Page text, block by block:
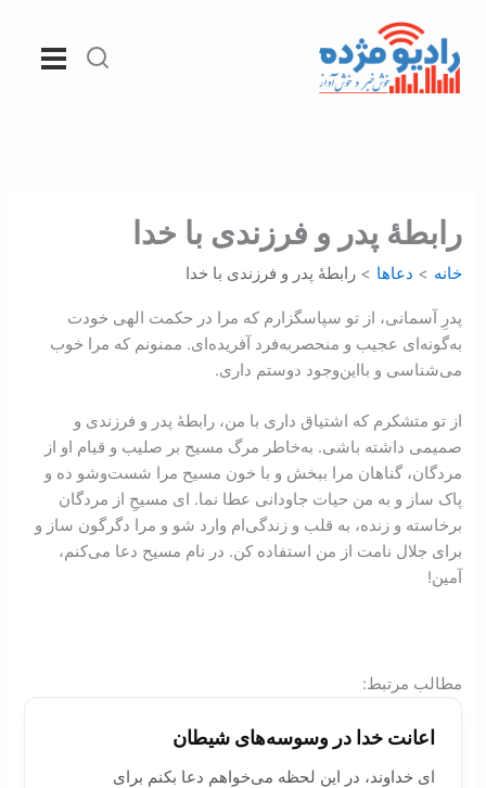
محتوا
رابطۀ پدر و فرزندی با خدا
خانه دعاها رابطۀ پدر و فرزندی با خدا
پدرِ آسمانی، از تو سپاسگزارم که مرا در حکمت الهی خودت
به‌گونه‌ای عجيب و منحصر‌به‌فرد آفریده‌ای. ممنونم که مرا خوب
می‌‌شناسی و با‌این‌وجود دوستم داری.
از تو متشکرم که اشتياق داری با من، رابطهٔ پدر و فرزندی و
صميمی داشته باشی. به‌خاطر مرگ مسيح بر صليب و قيام او از
مردگان، گناهان مرا ببخش و با خون مسيح مرا شست‌و‌شو ده و
پاک ساز و به من حيات جاودانی عطا نما. ای مسيحِ از مردگان
برخاسته و زنده، به قلب و زندگی‌ام وارد شو و مرا دگرگون ساز و
برای جلال نامت از من استفاده کن. در نام مسیح دعا می‌‌کنم،
آمین!
:مطالب مرتبط
اعانت خدا در وسوسه‌های شيطان
ای خداوند، در این لحظه می‌خواهم دعا بکنم برای